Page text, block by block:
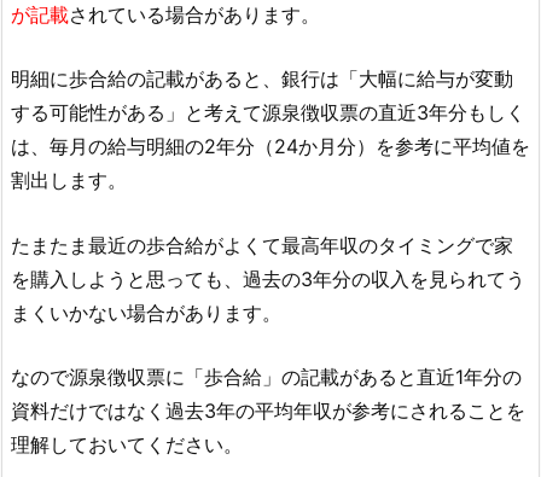
が記載されている場合があります。
明細に歩合給の記載があると、銀行は「大幅に給与が変動
する可能性がある」と考えて源泉徴収票の直近3年分もしく
は、毎月の給与明細の2年分（24か月分）を参考に平均値を
割出します。
たまたま最近の歩合給がよくて最高年収のタイミングで家
を購入しようと思っても、過去の3年分の収入を見られてう
まくいかない場合があります。
なので源泉徴収票に「歩合給」の記載があると直近1年分の
資料だけではなく過去3年の平均年収が参考にされることを
理解しておいてください。